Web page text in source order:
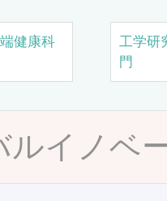
健康科
工学研
門
ルイノベ